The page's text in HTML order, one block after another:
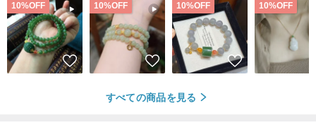
10%OFF 10%OFF 10%OFF 10%OFF
すべての商品を見る